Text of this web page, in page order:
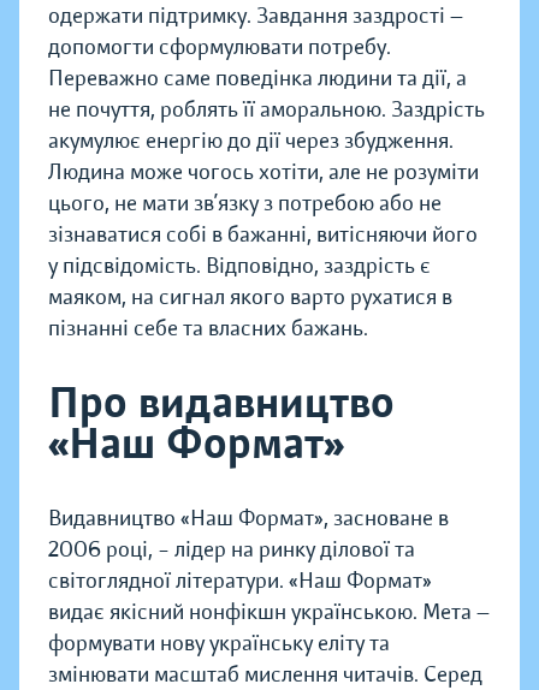
одержати підтримку. Завдання заздрості —
допомогти сформулювати потребу.
Переважно саме поведінка людини та дії, а
не почуття, роблять її аморальною. Заздрість
акумулює енергію до дії через збудження.
Людина може чогось хотіти, але не розуміти
цього, не мати зв’язку з потребою або не
зізнаватися собі в бажанні, витісняючи його
у підсвідомість. Відповідно, заздрість є
маяком, на сигнал якого варто рухатися в
пізнанні себе та власних бажань.
Про видавництво
«Наш Формат»
Видавництво «Наш Формат», засноване в
2006 році, – лідер на ринку ділової та
світоглядної літератури. «Наш Формат»
видає якісний нонфікшн українською. Мета —
формувати нову українську еліту та
змінювати масштаб мислення читачів. Серед